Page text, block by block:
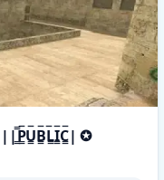
||͇̿P͇̿U͇̿B͇̿L͇̿I͇̿C͇̿| ✪